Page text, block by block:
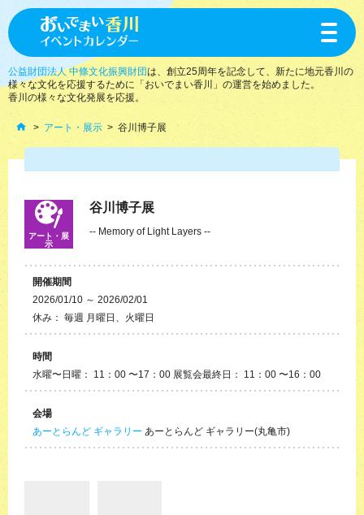
toggle
公益財団法人 中條文化振興財団は、創立25周年を記念して、新たに地元香川の
様々な文化を応援するために「おいでまい香川」の運営を始めました。
香川の様々な文化発展を応援。
アート・展示 谷川博子展
アート・展
示
谷川博子展
-- Memory of Light Layers --
開催期間
2026/01/10 ～ 2026/02/01
休み： 毎週 月曜日、火曜日
時間
水曜〜日曜： 11：00 〜17：00 展覧会最終日： 11：00 〜16：00
会場
あーとらんど ギャラリー あーとらんど ギャラリー(丸亀市)